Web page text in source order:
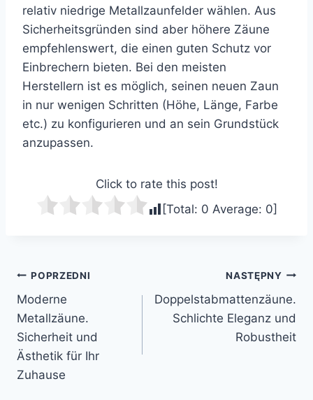
relativ niedrige Metallzaunfelder wählen. Aus
Sicherheitsgründen sind aber höhere Zäune
empfehlenswert, die einen guten Schutz vor
Einbrechern bieten. Bei den meisten
Herstellern ist es möglich, seinen neuen Zaun
in nur wenigen Schritten (Höhe, Länge, Farbe
etc.) zu konfigurieren und an sein Grundstück
anzupassen.
Click to rate this post!
[Total: 0 Average: 0]
Nawigacja
wpisu
POPRZEDNI
Moderne
Metallzäune.
Sicherheit und
Ästhetik für Ihr
Zuhause
NASTĘPNY
Doppelstabmattenzäune.
Schlichte Eleganz und
Robustheit